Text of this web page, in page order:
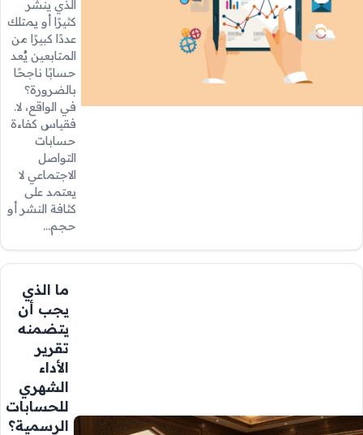
الذي ينشر
كثيرًا أو يمتلك
عددًا كبيرًا من
المتابعين يُعد
حسابًا ناجحًا
بالضرورة؟
في الواقع، لا.
فقياس كفاءة
حسابات
التواصل
الاجتماعي لا
يعتمد على
كثافة النشر أو
حجم…
ما الذي
يجب أن
يتضمنه
تقرير
الأداء
الشهري
للحسابات
الرسمية؟